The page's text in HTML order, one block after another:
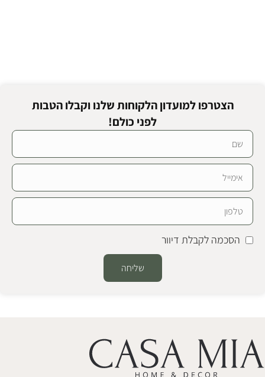
הצטרפו למועדון הלקוחות שלנו וקבלו הטבות
לפני כולם!
הסכמה לקבלת דיוור
שליחה